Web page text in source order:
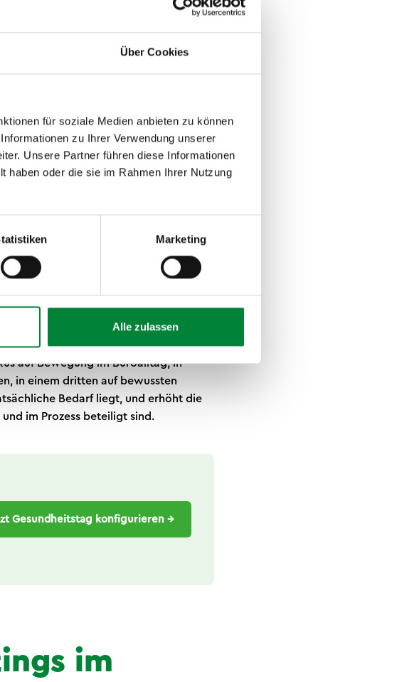
Über Cookies
für soziale Medien anbieten zu können
zu Ihrer Verwendung unserer
Unsere Partner führen diese Informationen
haben oder die sie im Rahmen Ihrer Nutzung
Marketing
Alle zulassen
haben
nahbar machen. Statt eines starren
Austausch, aus der Beschäftigte
Ordnungsamt und
in Verwaltungen vor allem Formate,
Beschäftigte kommen, wenn es
für Vorträge oder Workshops.
im Innendienst, Außendienst und
und bringen entsprechend
auf Bewegung im Büroalltag, in
in einem dritten auf bewussten
Bedarf liegt, und erhöht die
im Prozess beteiligt sind.
Gesundheitstag konfigurieren →
im